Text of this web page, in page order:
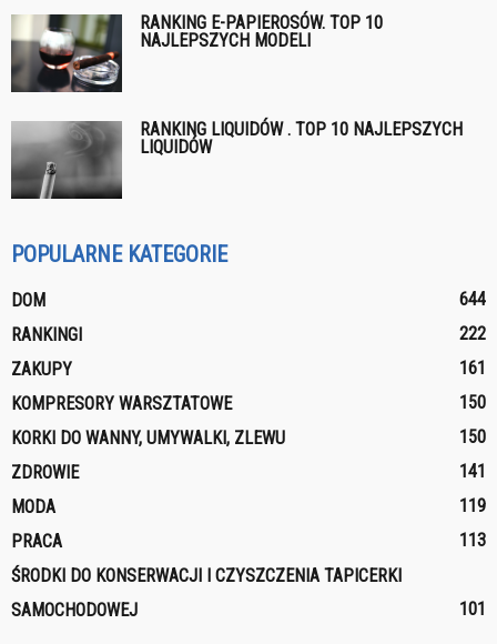
RANKING E-PAPIEROSÓW. TOP 10
NAJLEPSZYCH MODELI
RANKING LIQUIDÓW . TOP 10 NAJLEPSZYCH
LIQUIDÓW
POPULARNE KATEGORIE
DOM
644
RANKINGI
222
ZAKUPY
161
KOMPRESORY WARSZTATOWE
150
KORKI DO WANNY, UMYWALKI, ZLEWU
150
ZDROWIE
141
MODA
119
PRACA
113
ŚRODKI DO KONSERWACJI I CZYSZCZENIA TAPICERKI
SAMOCHODOWEJ
101